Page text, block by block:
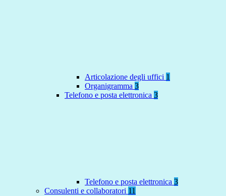
Articolazione degli uffici 1
Organigramma 3
Telefono e posta elettronica 3
Telefono e posta elettronica 3
Consulenti e collaboratori 11